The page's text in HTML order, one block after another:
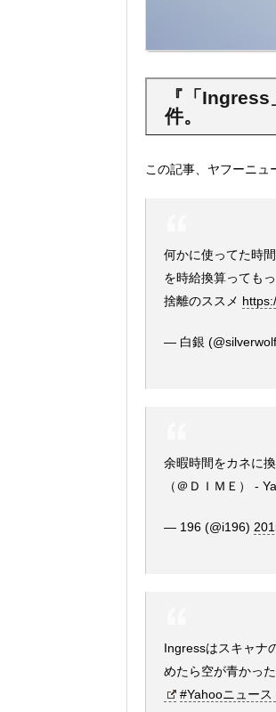
『「
件。
この記事、ヤフーニュ
何かに使ってた時
を時給換算っても
捨離のススメ
— 白銀
余暇時間をカネに
（＠ＤＩＭＥ） -
— 196 (@i196)
Ingressはスキャナ
めたら空が青かっ
#Yahooニュース